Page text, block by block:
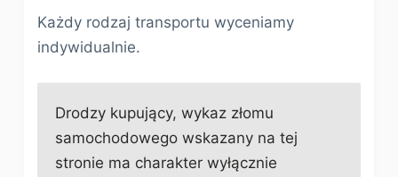
Każdy rodzaj transportu wyceniamy
indywidualnie.
Drodzy kupujący, wykaz złomu
samochodowego wskazany na tej
stronie ma charakter wyłącznie